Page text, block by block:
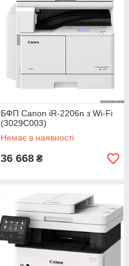
БФП Canon iR-2206n з Wi-Fi
(3029C003)
Немає в наявності
36 668 ₴